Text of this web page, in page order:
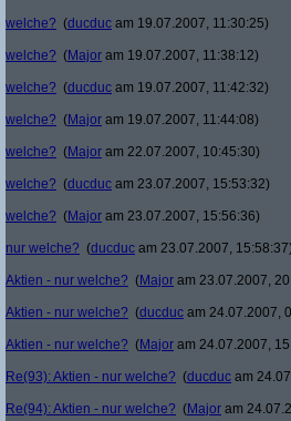
welche? (ducduc am 19.07.2007, 11:30:25)
welche? (Major am 19.07.2007, 11:38:12)
welche? (ducduc am 19.07.2007, 11:42:32)
welche? (Major am 19.07.2007, 11:44:08)
welche? (Major am 22.07.2007, 10:45:30)
welche? (ducduc am 23.07.2007, 15:53:32)
welche? (Major am 23.07.2007, 15:56:36)
nur welche? (ducduc am 23.07.2007, 15:58:37)
Aktien - nur welche? (Major am 23.07.2007,
Aktien - nur welche? (ducduc am 24.07.2007,
Aktien - nur welche? (Major am 24.07.2007,
Re(93): Aktien - nur welche? (ducduc am
Re(94): Aktien - nur welche? (Major am